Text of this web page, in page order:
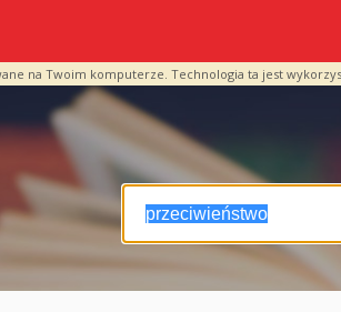
na Twoim komputerze. Technologia ta jest